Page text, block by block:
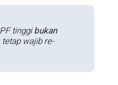
tinggibukan
tetap wajib re-